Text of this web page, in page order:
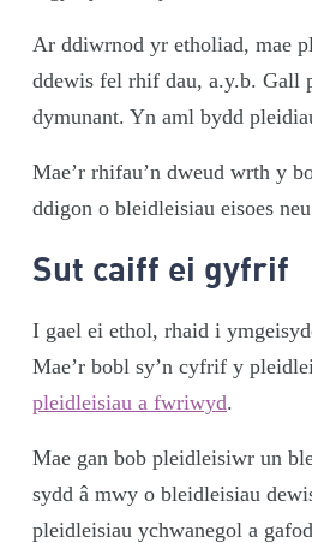
Ar ddiwrnod yr etholiad, mae
ddewis fel rhif dau, a.y.b. Gall
dymunant. Yn aml bydd
Mae’r rhifau’n dweud wrth y
ddigon o bleidleisiau eisoes
Sut caiff ei gyfrif
I gael ei ethol, rhaid i
Mae’r bobl sy’n cyfrif y
pleidleisiau a fwriwyd.
Mae gan bob pleidleisiwr un
sydd â mwy o bleidleisiau
pleidleisiau ychwanegol a